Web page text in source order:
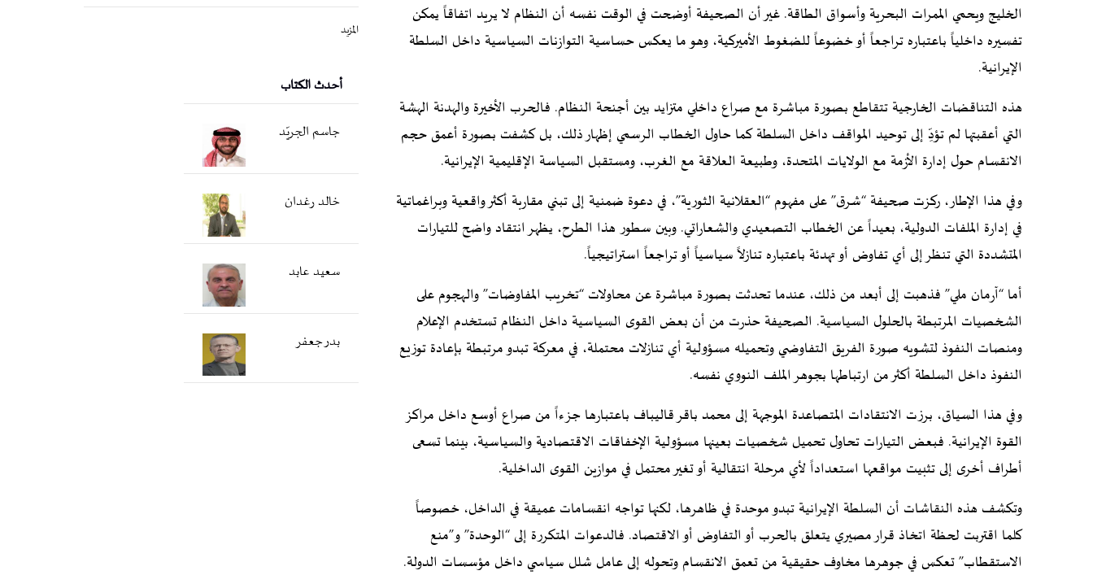
الخليج ويحمي الممرات البحرية وأسواق الطاقة. غير أن الصحيفة أوضحت في الوقت نفسه أن النظام لا يريد اتفاقاً يمكن
تفسيره داخلياً باعتباره تراجعاً أو خضوعاً للضغوط الأميركية، وهو ما يعكس حساسية التوازنات السياسية داخل السلطة
الإيرانية.
هذه التناقضات الخارجية تتقاطع بصورة مباشرة مع صراع داخلي متزايد بين أجنحة النظام. فالحرب الأخيرة والهدنة الهشة
التي أعقبتها لم تؤدِّ إلى توحيد المواقف داخل السلطة كما حاول الخطاب الرسمي إظهار ذلك، بل كشفت بصورة أعمق حجم
الانقسام حول إدارة الأزمة مع الولايات المتحدة، وطبيعة العلاقة مع الغرب، ومستقبل السياسة الإقليمية الإيرانية.
وفي هذا الإطار، ركزت صحيفة “شرق” على مفهوم “العقلانية الثورية”، في دعوة ضمنية إلى تبني مقاربة أكثر واقعية وبراغماتية
في إدارة الملفات الدولية، بعيداً عن الخطاب التصعيدي والشعاراتي. وبين سطور هذا الطرح، يظهر انتقاد واضح للتيارات
المتشددة التي تنظر إلى أي تفاوض أو تهدئة باعتباره تنازلاً سياسياً أو تراجعاً استراتيجياً.
أما “آرمان ملي” فذهبت إلى أبعد من ذلك، عندما تحدثت بصورة مباشرة عن محاولات “تخريب المفاوضات” والهجوم على
الشخصيات المرتبطة بالحلول السياسية. الصحيفة حذرت من أن بعض القوى السياسية داخل النظام تستخدم الإعلام
ومنصات النفوذ لتشويه صورة الفريق التفاوضي وتحميله مسؤولية أي تنازلات محتملة، في معركة تبدو مرتبطة بإعادة توزيع
النفوذ داخل السلطة أكثر من ارتباطها بجوهر الملف النووي نفسه.
وفي هذا السياق، برزت الانتقادات المتصاعدة الموجهة إلى محمد باقر قاليباف باعتبارها جزءاً من صراع أوسع داخل مراكز
القوة الإيرانية. فبعض التيارات تحاول تحميل شخصيات بعينها مسؤولية الإخفاقات الاقتصادية والسياسية، بينما تسعى
أطراف أخرى إلى تثبيت مواقعها استعداداً لأي مرحلة انتقالية أو تغير محتمل في موازين القوى الداخلية.
وتكشف هذه النقاشات أن السلطة الإيرانية تبدو موحدة في ظاهرها، لكنها تواجه انقسامات عميقة في الداخل، خصوصاً
كلما اقتربت لحظة اتخاذ قرار مصيري يتعلق بالحرب أو التفاوض أو الاقتصاد. فالدعوات المتكررة إلى “الوحدة” و”منع
الاستقطاب” تعكس في جوهرها مخاوف حقيقية من تعمق الانقسام وتحوله إلى عامل شلل سياسي داخل مؤسسات الدولة.
المزيد
أحدث الكتاب
جاسم الجريّد
خالد رغدان
سعید عابد
بدر جعفر